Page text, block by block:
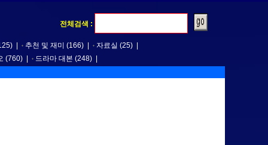
전체검색 :
추천 및 재미 (166) 자료실 (25)
(760) 드라마 대본 (248)